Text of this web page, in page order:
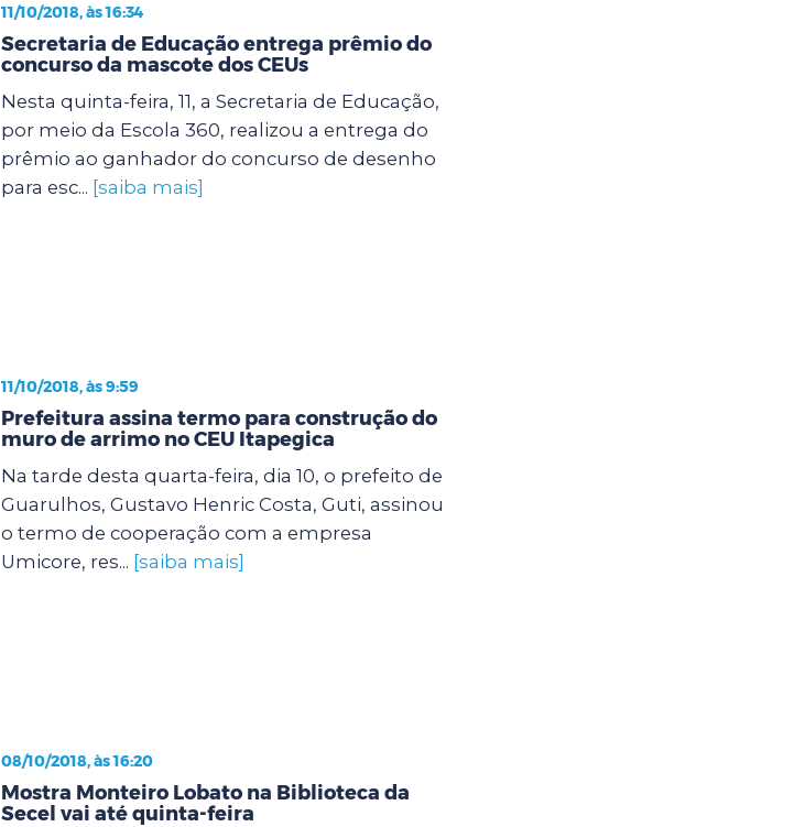
11/10/2018, às 16:34
Secretaria de Educação entrega prêmio do
concurso da mascote dos CEUs
Nesta quinta-feira, 11, a Secretaria de Educação,
por meio da Escola 360, realizou a entrega do
prêmio ao ganhador do concurso de desenho
para esc... [saiba mais]
11/10/2018, às 9:59
Prefeitura assina termo para construção do
muro de arrimo no CEU Itapegica
Na tarde desta quarta-feira, dia 10, o prefeito de
Guarulhos, Gustavo Henric Costa, Guti, assinou
o termo de cooperação com a empresa
Umicore, res... [saiba mais]
08/10/2018, às 16:20
Mostra Monteiro Lobato na Biblioteca da
Secel vai até quinta-feira